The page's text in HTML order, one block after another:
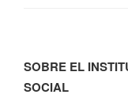
SOBRE EL
SOCIAL